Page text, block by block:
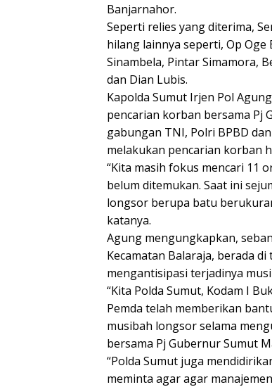
Banjarnahor.
Seperti relies yang diterima,
hilang lainnya seperti, Op Oge
Sinambela, Pintar Simamora,
dan Dian Lubis.
Kapolda Sumut Irjen Pol
pencarian korban bersama Pj
gabungan TNI, Polri BPBD
melakukan pencarian korban
“Kita masih fokus mencari 11
belum ditemukan. Saat ini
longsor berupa batu
katanya.
Agung mengungkapkan,
Kecamatan Balaraja, berada
mengantisipasi terjadinya
“Kita Polda Sumut, Kodam I
Pemda telah memberikan
musibah longsor selama
bersama Pj Gubernur Sumut
“Polda Sumut juga
meminta agar agar